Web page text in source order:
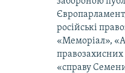
російські
«Меморіал»,
правозахисних
«справу